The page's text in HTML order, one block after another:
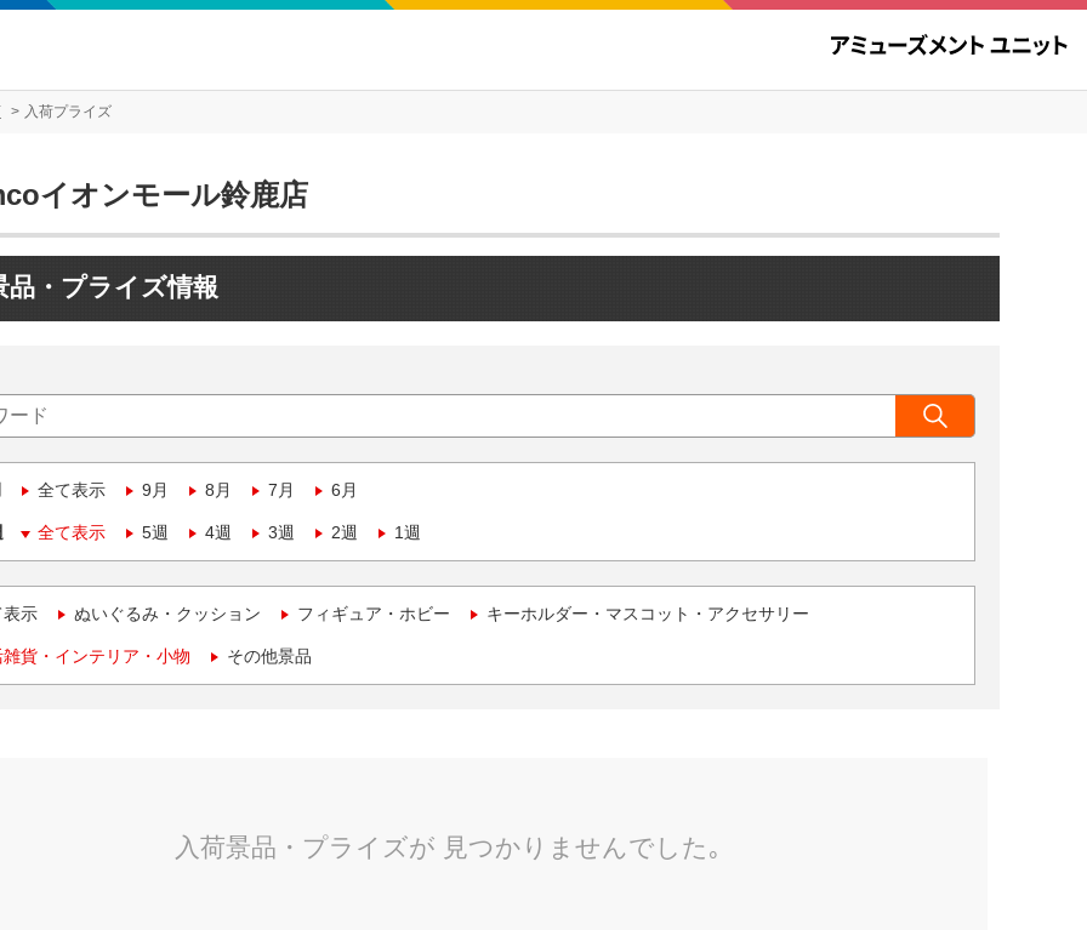
入荷プライズ
イオンモール鈴鹿店
品・プライズ情報
全て表示 9月 8月 7月 6月
全て表示 5週 4週 3週 2週 1週
表示 ぬいぐるみ・クッション フィギュア・ホビー キーホルダー・マスコット・アクセサリー
貨・インテリア・小物 その他景品